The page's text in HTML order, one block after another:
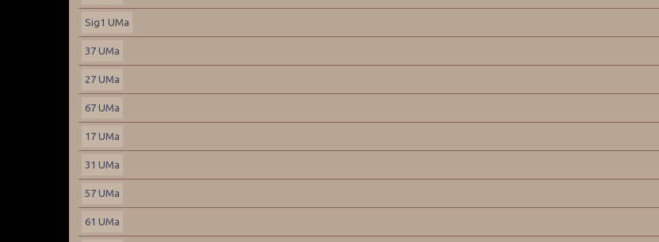
Sig1 UMa
37 UMa
27 UMa
67 UMa
17 UMa
31 UMa
57 UMa
61 UMa